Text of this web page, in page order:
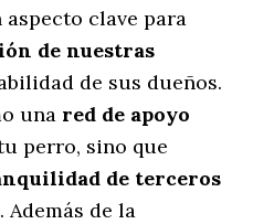
aspecto clave para
de nuestras
de sus dueños.
una red de apoyo
perro, sino que
de terceros
. Además de la